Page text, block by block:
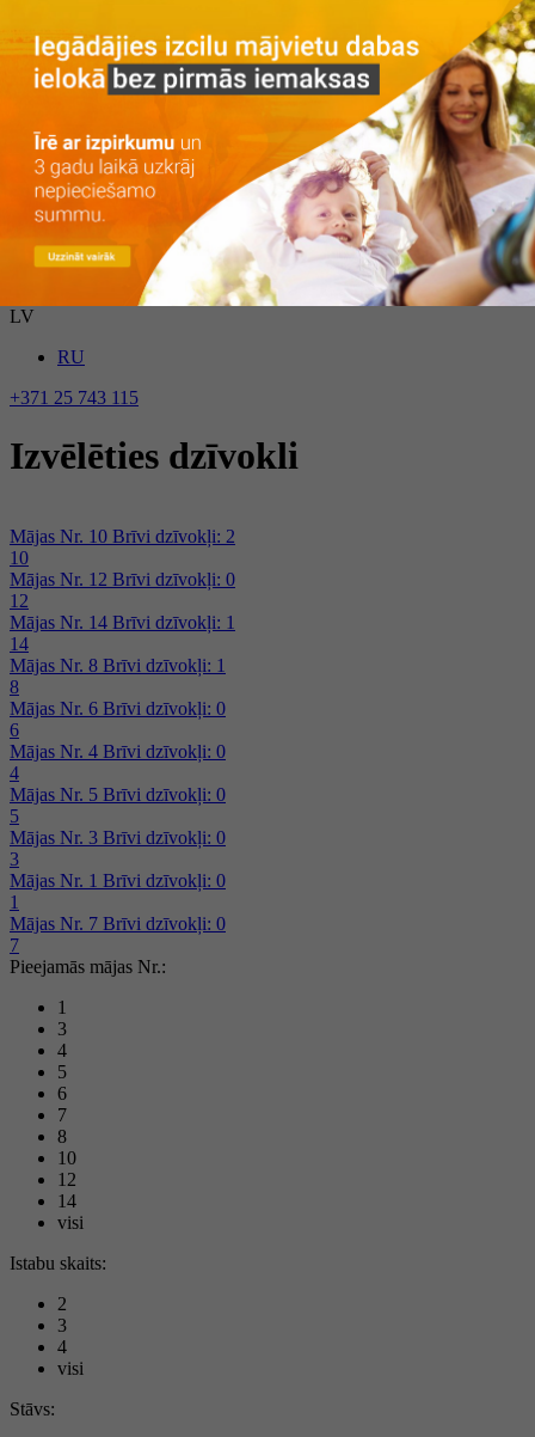
Galvenā
Par projektu
Galerija
Privātuma politika
Dzīvokļi
Īre ar izpirkumu
Iegāde
LV
RU
+371 25 743 115
Izvēlēties dzīvokli
Mājas Nr. 10 Brīvi dzīvokļi: 2
10
Mājas Nr. 12 Brīvi dzīvokļi: 0
12
Mājas Nr. 14 Brīvi dzīvokļi: 1
14
Mājas Nr. 8 Brīvi dzīvokļi: 1
8
Mājas Nr. 6 Brīvi dzīvokļi: 0
6
Mājas Nr. 4 Brīvi dzīvokļi: 0
4
Mājas Nr. 5 Brīvi dzīvokļi: 0
5
Mājas Nr. 3 Brīvi dzīvokļi: 0
3
Mājas Nr. 1 Brīvi dzīvokļi: 0
1
Mājas Nr. 7 Brīvi dzīvokļi: 0
7
Pieejamās mājas Nr.:
1
3
4
5
6
7
8
10
12
14
visi
Istabu skaits:
2
3
4
visi
Stāvs: